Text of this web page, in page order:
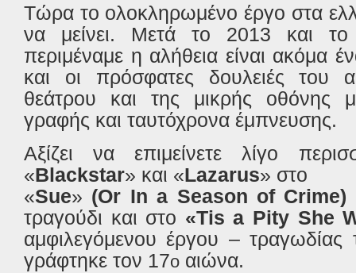
Τώρα το ολοκληρωμένο έργο στα
να μείνει. Μετά το 2013 και
περιμέναμε η αλήθεια είναι ακόμα
και οι πρόσφατες δουλειές
θεάτρου και της μικρής οθόνης
γραφής και ταυτόχρονα έμπνευσης.
Αξίζει να επιμείνετε λίγο
«Blackstar» και «Lazarus» στο
«Sue» (Or In a Season of Crime)
τραγούδι και στο «Tis a Pity She
αμφιλεγόμενου έργου –
γράφτηκε τον 17ο αιώνα.